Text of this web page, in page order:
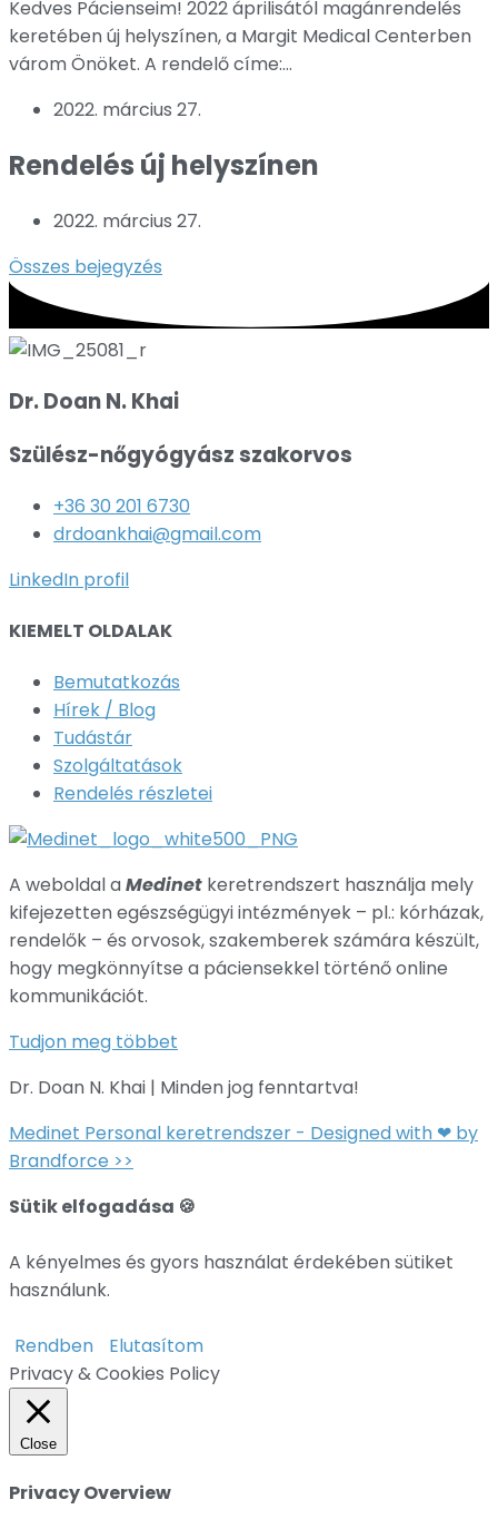
Kedves Pácienseim! 2022 áprilisától magánrendelés
keretében új helyszínen, a Margit Medical Centerben
várom Önöket. A rendelő címe:...
2022. március 27.
Rendelés új helyszínen
2022. március 27.
Összes bejegyzés
Dr. Doan N. Khai
Szülész-nőgyógyász szakorvos
+36 30 201 6730
drdoankhai@gmail.com
LinkedIn profil
KIEMELT OLDALAK
Bemutatkozás
Hírek / Blog
Tudástár
Szolgáltatások
Rendelés részletei
A weboldal aMedinet keretrendszert használja mely
kifejezetten egészségügyi intézmények – pl.: kórházak,
rendelők – és orvosok, szakemberek számára készült,
hogy megkönnyítse a páciensekkel történő online
kommunikációt.
Tudjon meg többet
Dr. Doan N. Khai | Minden jog fenntartva!
Medinet Personal keretrendszer - Designed with ❤ by
Brandforce >>
Sütik elfogadása 🍪
A kényelmes és gyors használat érdekében sütiket
használunk.
Rendben
Elutasítom
Privacy & Cookies Policy
Close
Privacy Overview